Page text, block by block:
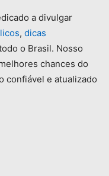
a divulgar
, dicas
o Brasil. Nosso
chances do
confiável e atualizado